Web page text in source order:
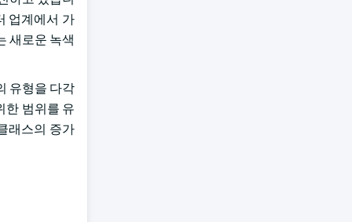
업계에서 가
새로운 녹색
유형을 다각
한 범위를 유
래스의 증가